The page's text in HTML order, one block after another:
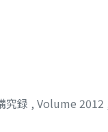
究録 , Volume 2012